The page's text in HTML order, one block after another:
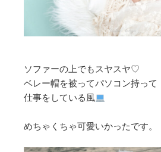
ソファーの上でもスヤスヤ♡
ベレー帽を被ってパソコン持って
仕事をしている風
めちゃくちゃ可愛いかったです。